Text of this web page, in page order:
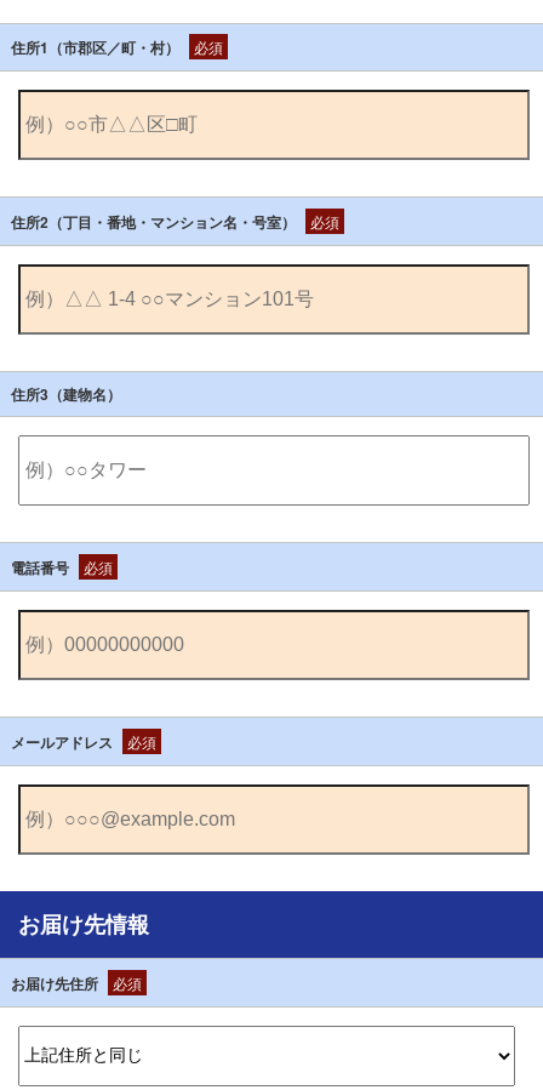
住所1（市郡区／町・村） 必須
住所2（丁目・番地・マンション名・号室） 必須
住所3（建物名）
電話番号 必須
メールアドレス 必須
お届け先情報
お届け先住所 必須